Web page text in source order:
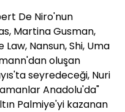
De Niro'nun
Martina Gusman,
Nansun, Shi, Uma
oluşan
seyredeceği, Nuri
Anadolu'da"
Palmiye'yi kazanan